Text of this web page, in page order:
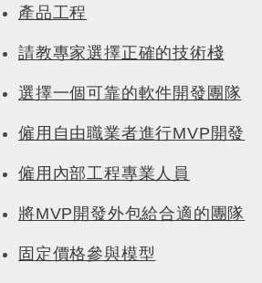
產品工程
請教專家選擇正確的技術棧
選擇一個可靠的軟件開發團隊
僱用自由職業者進行MVP開發
僱用內部工程專業人員
將MVP開發外包給合適的團隊
固定價格參與模型